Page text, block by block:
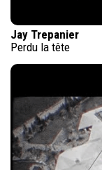
Jay Trepanier
Perdu la tête